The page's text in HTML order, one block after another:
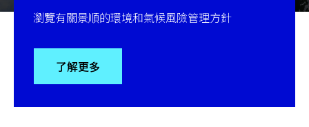
瀏覽有關景順的環境和氣候風險管理方針
了解更多